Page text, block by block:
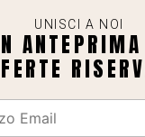
UNISCI A NOI